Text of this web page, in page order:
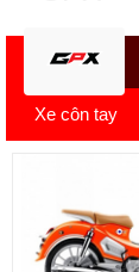
Xe côn tay